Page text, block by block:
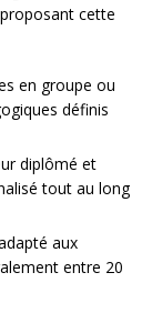
cette
en groupe ou
définis
diplômé et
tout au long
aux
entre 20